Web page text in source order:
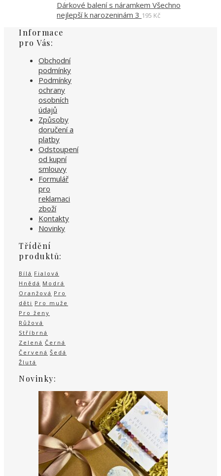
Dárkové balení s náramkem Všechno
nejlepší k narozeninám 3 195 Kč
Informace
pro Vás:
Obchodní
podmínky
Podmínky
ochrany
osobních
údajů
Způsoby
doručení a
platby
Odstoupení
od kupní
smlouvy
Formulář
pro
reklamaci
zboží
Kontakty
Novinky
Třídění
produktů:
Bílá Fialová
Hnědá Modrá
Oranžová Pro
děti Pro muže
Pro ženy
Růžová
Stříbrná
Zelená Černá
Červená Šedá
Žlutá
Novinky: